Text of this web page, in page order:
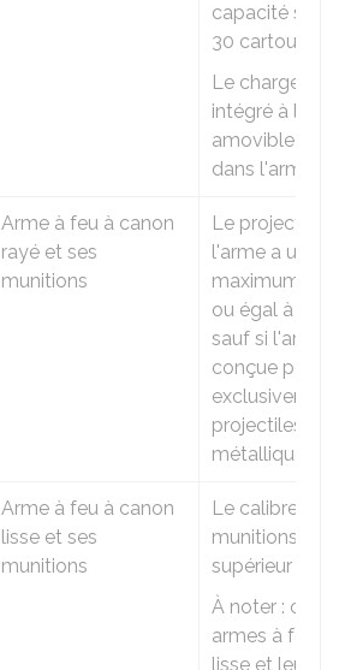
capacité
30
Le chargeur
intégré à
amovible et
dans l'arme.
Arme à feu à canon
rayé et ses
munitions
Le projectile
l'arme a un
maximum
ou égal à 20
sauf si l'arme
conçue pour
projectiles
métalliques.
Arme à feu à canon
lisse et ses
munitions
Le calibre des
munitions est
supérieur à 8.
À noter :
armes à feu à
lisse et leurs